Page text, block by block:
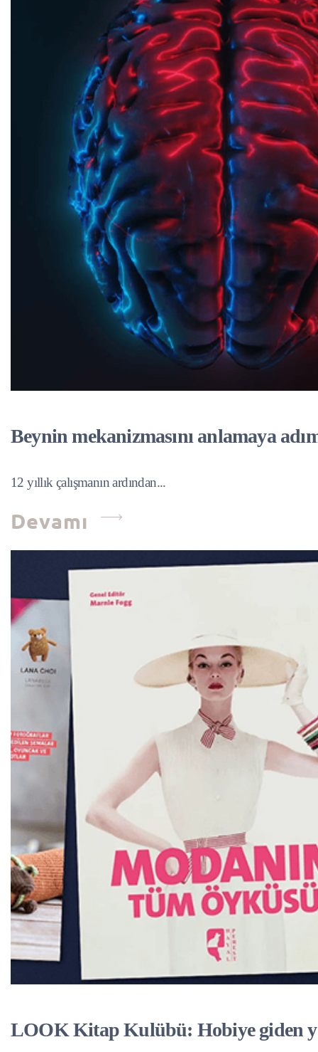
Beynin mekanizmasını anlamaya
12 yıllık çalışmanın ardından...
Devamı
LOOK Kitap Kulübü: Hobiye giden